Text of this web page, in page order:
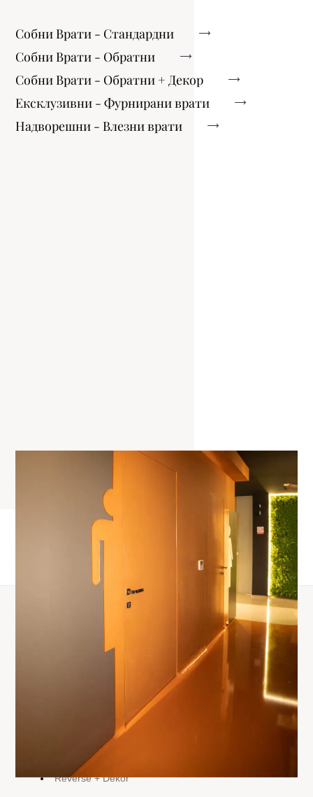
Собни Врати - Стандардни
Собни Врати - Обратни
Собни Врати - Обратни + Декор
Ексклузивни - Фурнирани врати
Надворешни - Влезни врати
Reverse
Reverse + Dekor